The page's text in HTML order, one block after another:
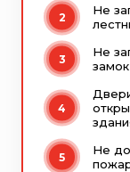
Не
Не
Не